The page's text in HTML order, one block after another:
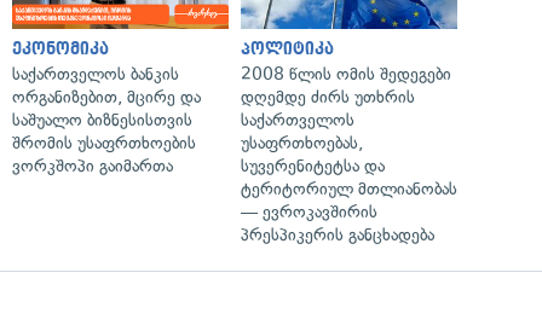
ეკონომიკა
საქართველოს ბანკის
ორგანიზებით, მცირე და
საშუალო ბიზნესისთვის
შრომის უსაფრთხოების
ვორკშოპი გაიმართა
პოლიტიკა
2008 წლის ომის შედეგები
დღემდე ძირს უთხრის
საქართველოს
უსაფრთხოებას,
სუვერენიტეტსა და
ტერიტორიულ მთლიანობას
— ევროკავშირის
პრესპიკერის განცხადება